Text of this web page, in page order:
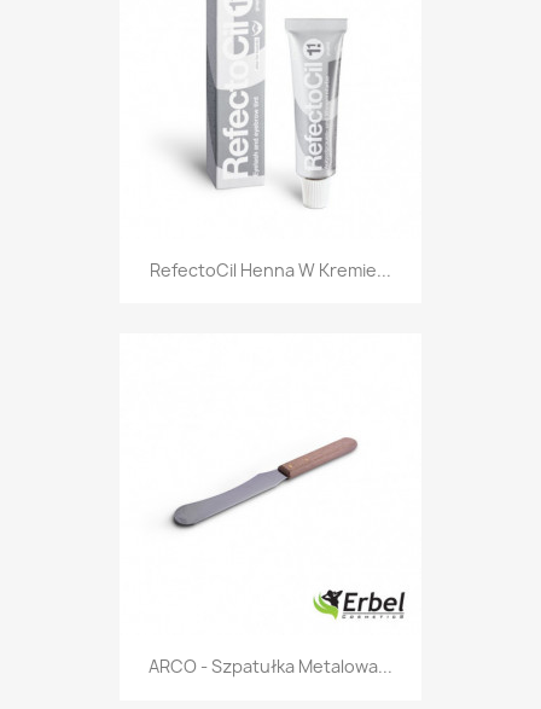
RefectoCil Henna W Kremie...
ARCO - Szpatułka Metalowa...